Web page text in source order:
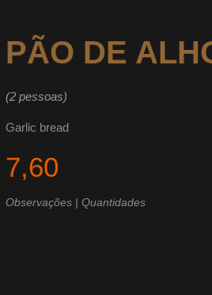
PÃO DE
(2 pessoas)
Garlic bread
7,60
Observações | Quantidades